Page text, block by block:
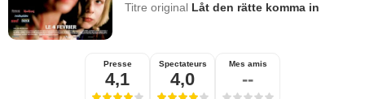
Titre original Låt den rätte komma in
Presse
4,1
Spectateurs
4,0
Mes amis
--